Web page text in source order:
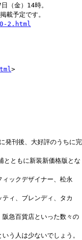
（金）14時。
載予定です。
2.html
>
発刊後、大好評のうちに完
とともに新装新価格版とな
ックデザイナー、松永
ィ、ブレンディ、タカ
急百貨店といった数々の
う人は少ないでしょう。